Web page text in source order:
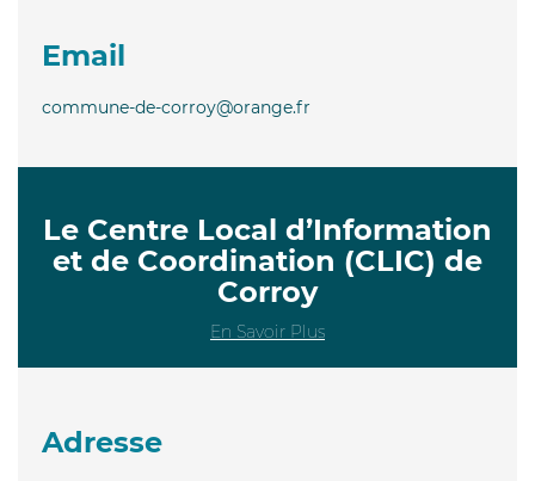
Email
commune-de-corroy@orange.fr
Le Centre Local d’Information
et de Coordination (CLIC) de
Corroy
En Savoir Plus
Adresse